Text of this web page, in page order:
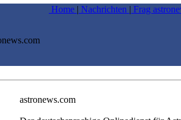
Home | Nachrichten | Frag
astronews.com